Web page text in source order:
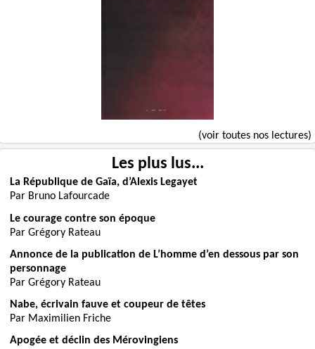
(voir toutes nos lectures)
Les plus lus...
La République de Gaïa, d’Alexis Legayet
Par Bruno Lafourcade
Le courage contre son époque
Par Grégory Rateau
Annonce de la publication de L’homme d’en dessous par son
personnage
Par Grégory Rateau
Nabe, écrivain fauve et coupeur de têtes
Par Maximilien Friche
Apogée et déclin des Mérovingiens